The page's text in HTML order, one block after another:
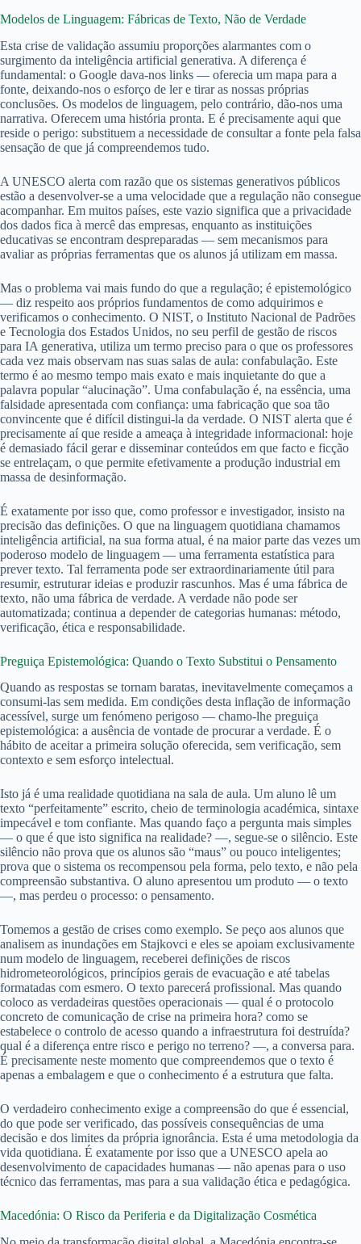
Modelos de Linguagem: Fábricas de Texto, Não de Verdade
Esta crise de validação assumiu proporções alarmantes com o
surgimento da inteligência artificial generativa. A diferença é
fundamental: o Google dava-nos links — oferecia um mapa para a
fonte, deixando-nos o esforço de ler e tirar as nossas próprias
conclusões. Os modelos de linguagem, pelo contrário, dão-nos uma
narrativa. Oferecem uma história pronta. E é precisamente aqui que
reside o perigo: substituem a necessidade de consultar a fonte pela falsa
sensação de que já compreendemos tudo.
A UNESCO alerta com razão que os sistemas generativos públicos
estão a desenvolver-se a uma velocidade que a regulação não consegue
acompanhar. Em muitos países, este vazio significa que a privacidade
dos dados fica à mercê das empresas, enquanto as instituições
educativas se encontram despreparadas — sem mecanismos para
avaliar as próprias ferramentas que os alunos já utilizam em massa.
Mas o problema vai mais fundo do que a regulação; é epistemológico
— diz respeito aos próprios fundamentos de como adquirimos e
verificamos o conhecimento. O NIST, o Instituto Nacional de Padrões
e Tecnologia dos Estados Unidos, no seu perfil de gestão de riscos
para IA generativa, utiliza um termo preciso para o que os professores
cada vez mais observam nas suas salas de aula: confabulação. Este
termo é ao mesmo tempo mais exato e mais inquietante do que a
palavra popular “alucinação”. Uma confabulação é, na essência, uma
falsidade apresentada com confiança: uma fabricação que soa tão
convincente que é difícil distingui-la da verdade. O NIST alerta que é
precisamente aí que reside a ameaça à integridade informacional: hoje
é demasiado fácil gerar e disseminar conteúdos em que facto e ficção
se entrelaçam, o que permite efetivamente a produção industrial em
massa de desinformação.
É exatamente por isso que, como professor e investigador, insisto na
precisão das definições. O que na linguagem quotidiana chamamos
inteligência artificial, na sua forma atual, é na maior parte das vezes um
poderoso modelo de linguagem — uma ferramenta estatística para
prever texto. Tal ferramenta pode ser extraordinariamente útil para
resumir, estruturar ideias e produzir rascunhos. Mas é uma fábrica de
texto, não uma fábrica de verdade. A verdade não pode ser
automatizada; continua a depender de categorias humanas: método,
verificação, ética e responsabilidade.
Preguiça Epistemológica: Quando o Texto Substitui o Pensamento
Quando as respostas se tornam baratas, inevitavelmente começamos a
consumi-las sem medida. Em condições desta inflação de informação
acessível, surge um fenómeno perigoso — chamo-lhe preguiça
epistemológica: a ausência de vontade de procurar a verdade. É o
hábito de aceitar a primeira solução oferecida, sem verificação, sem
contexto e sem esforço intelectual.
Isto já é uma realidade quotidiana na sala de aula. Um aluno lê um
texto “perfeitamente” escrito, cheio de terminologia académica, sintaxe
impecável e tom confiante. Mas quando faço a pergunta mais simples
— o que é que isto significa na realidade? —, segue-se o silêncio. Este
silêncio não prova que os alunos são “maus” ou pouco inteligentes;
prova que o sistema os recompensou pela forma, pelo texto, e não pela
compreensão substantiva. O aluno apresentou um produto — o texto
—, mas perdeu o processo: o pensamento.
Tomemos a gestão de crises como exemplo. Se peço aos alunos que
analisem as inundações em Stajkovci e eles se apoiam exclusivamente
num modelo de linguagem, receberei definições de riscos
hidrometeorológicos, princípios gerais de evacuação e até tabelas
formatadas com esmero. O texto parecerá profissional. Mas quando
coloco as verdadeiras questões operacionais — qual é o protocolo
concreto de comunicação de crise na primeira hora? como se
estabelece o controlo de acesso quando a infraestrutura foi destruída?
qual é a diferença entre risco e perigo no terreno? —, a conversa para.
É precisamente neste momento que compreendemos que o texto é
apenas a embalagem e que o conhecimento é a estrutura que falta.
O verdadeiro conhecimento exige a compreensão do que é essencial,
do que pode ser verificado, das possíveis consequências de uma
decisão e dos limites da própria ignorância. Esta é uma metodologia da
vida quotidiana. É exatamente por isso que a UNESCO apela ao
desenvolvimento de capacidades humanas — não apenas para o uso
técnico das ferramentas, mas para a sua validação ética e pedagógica.
Macedónia: O Risco da Periferia e da Digitalização Cosmética